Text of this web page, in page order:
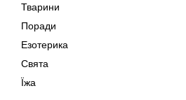
Тварини
Поради
Езотерика
Свята
Їжа